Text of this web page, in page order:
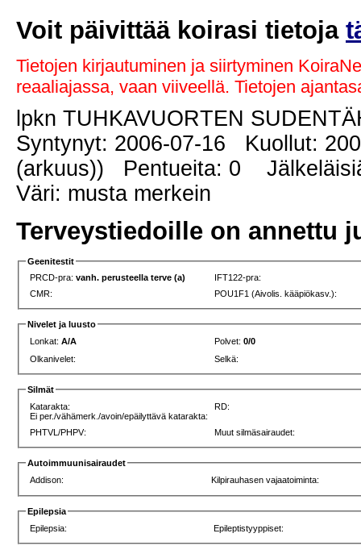
Voit päivittää koirasi tietoja
Tietojen kirjautuminen ja siirtyminen
reaaliajassa, vaan viiveellä. Tietojen
lpkn TUHKAVUORTEN
Syntynyt: 2006-07-16 Kuollut:
(arkuus)) Pentueita: 0
Väri: musta merkein
Terveystiedoille on annettu
Geenitestit
PRCD-pra:vanh. perusteella terve (a)
IFT122-pra:
CMR:
POU1F1 (Aivolis. kääpiökasv.):
Nivelet ja luusto
Lonkat:A/A Polvet:0/0
Olkanivelet:
Selkä:
Silmät
Katarakta:
Ei per./vähämerk./avoin/epäilyttävä katarakta:
RD:
PHTVL/PHPV: Muut silmäsairaudet:
Autoimmuunisairaudet
Addison:
Kilpirauhasen vajaatoiminta:
Epilepsia
Epilepsia:
Epileptistyyppiset: